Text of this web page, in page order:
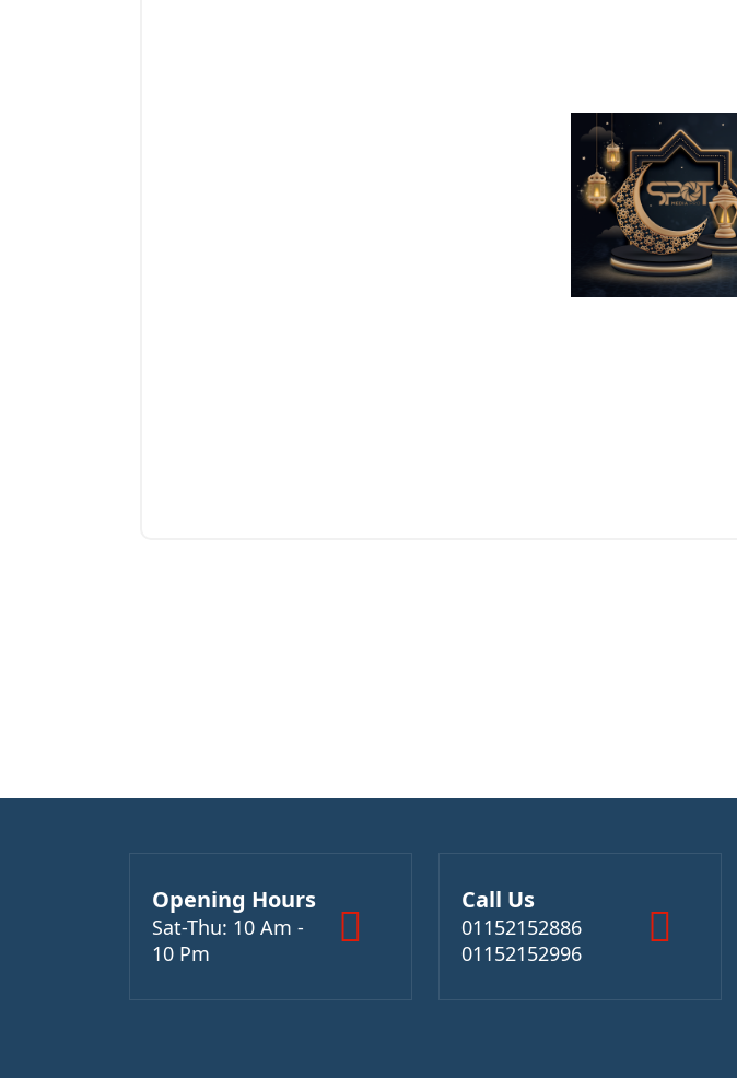
Call Us
01152152886
01152152996
Opening Hours
Sat-Thu: 10 Am -
10 Pm